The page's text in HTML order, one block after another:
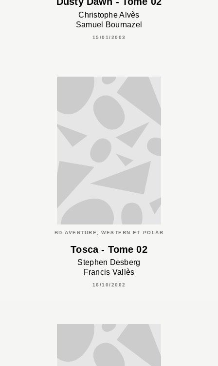
Christophe Alvès
Samuel Bournazel
15/01/2003
BD AVENTURE, WESTERN ET POLAR
Tosca - Tome 02
Stephen Desberg
Francis Vallès
16/10/2002